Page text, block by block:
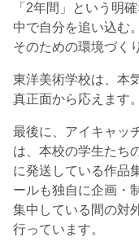
「2年間」という明
中で自分を追い込む
そのための環境づく
東洋美術学校は、本
真正面から応えます。
最後に、アイキャッ
は、本校の学生たち
に発送している作品
ールも独自に企画・
集中している間の対
行っています。